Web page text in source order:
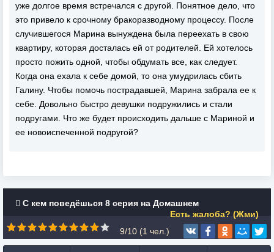
уже долгое время встречался с другой. Понятное дело, что
это привело к срочному бракоразводному процессу. После
случившегося Марина вынуждена была переехать в свою
квартиру, которая досталась ей от родителей. Ей хотелось
просто пожить одной, чтобы обдумать все, как следует.
Когда она ехала к себе домой, то она умудрилась сбить
Галину. Чтобы помочь пострадавшей, Марина забрала ее к
себе. Довольно быстро девушки подружились и стали
подругами. Что же будет происходить дальше с Мариной и
ее новоиспеченной подругой?
С кем поведёшься 8 серия на Домашнем
Есть жалоба? (Жми)
9/10 (1 чел.)